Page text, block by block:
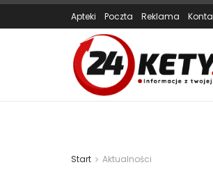
Apteki Poczta Reklama
Start Aktualności